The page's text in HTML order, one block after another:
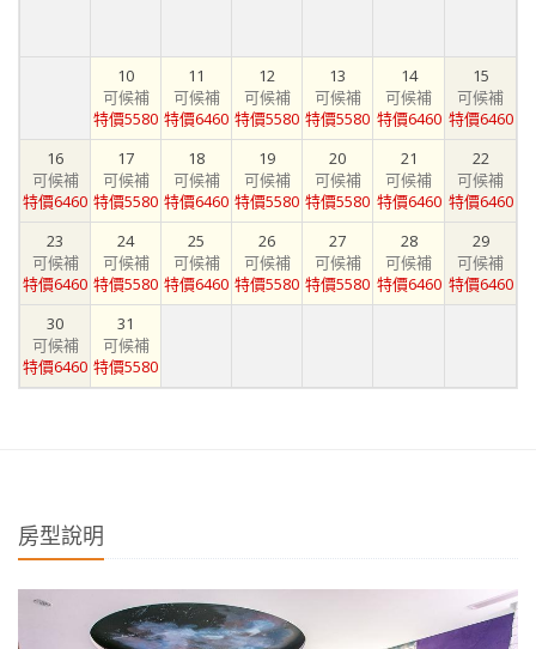
10
可候補
特價5580
11
可候補
特價6460
12
可候補
特價5580
13
可候補
特價5580
14
可候補
特價6460
15
可候補
特價6460
16
可候補
特價6460
17
可候補
特價5580
18
可候補
特價6460
19
可候補
特價5580
20
可候補
特價5580
21
可候補
特價6460
22
可候補
特價6460
23
可候補
特價6460
24
可候補
特價5580
25
可候補
特價6460
26
可候補
特價5580
27
可候補
特價5580
28
可候補
特價6460
29
可候補
特價6460
30
可候補
特價6460
31
可候補
特價5580
房型說明